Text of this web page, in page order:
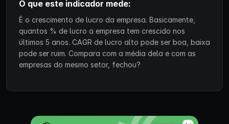
O que este indicador mede:
É o crescimento de lucro da empresa. Basicamente,
quantos % de lucro a empresa tem crescido nos
últimos 5 anos. CAGR de lucro alto pode ser boa, baixa
pode ser ruim. Compara com a média dela e com as
empresas do mesmo setor, fechou?